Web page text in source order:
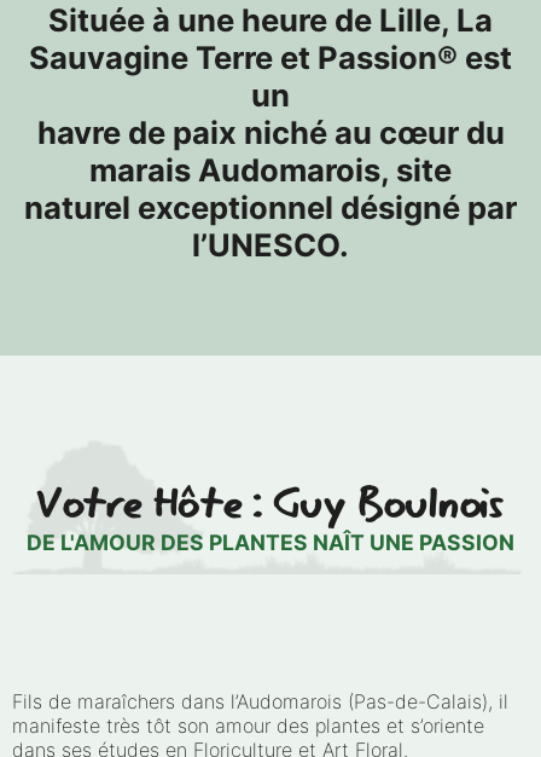
Située à une heure de Lille, La
Sauvagine Terre et Passion® est
un
havre de paix niché au cœur du
marais Audomarois, site
naturel exceptionnel désigné par
l’UNESCO.
Votre Hôte : Guy Boulnois
DE L'AMOUR DES PLANTES NAÎT UNE PASSION
Fils de maraîchers dans l’Audomarois (Pas-de-Calais), il
manifeste très tôt son amour des plantes et s’oriente
dans ses études en Floriculture et Art Floral.